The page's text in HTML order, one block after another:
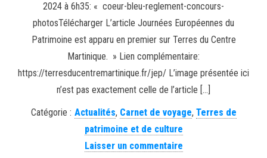
2024 à 6h35: « coeur-bleu-reglement-concours-
photosTélécharger L’article Journées Européennes du
Patrimoine est apparu en premier sur Terres du Centre
Martinique. » Lien complémentaire:
https://terresducentremartinique.fr/jep/ L’image présentée ici
n’est pas exactement celle de l’article […]
Catégorie : Actualités, Carnet de voyage, Terres de
patrimoine et de culture
Laisser un commentaire